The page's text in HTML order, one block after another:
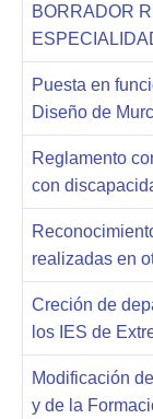
BORRADOR
Puesta en
Diseño de
Reglamento
con
realizadas en
Creción de
los IES de
Modificación
y de la